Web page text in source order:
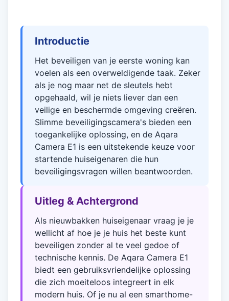
Introductie
Het beveiligen van je eerste woning kan
voelen als een overweldigende taak. Zeker
als je nog maar net de sleutels hebt
opgehaald, wil je niets liever dan een
veilige en beschermde omgeving creëren.
Slimme beveiligingscamera's bieden een
toegankelijke oplossing, en de Aqara
Camera E1 is een uitstekende keuze voor
startende huiseigenaren die hun
beveiligingsvragen willen beantwoorden.
Uitleg & Achtergrond
Als nieuwbakken huiseigenaar vraag je je
wellicht af hoe je je huis het beste kunt
beveiligen zonder al te veel gedoe of
technische kennis. De Aqara Camera E1
biedt een gebruiksvriendelijke oplossing
die zich moeiteloos integreert in elk
modern huis. Of je nu al een smarthome-